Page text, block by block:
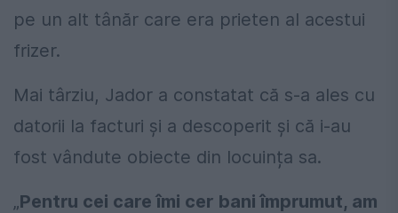
pe un alt tânăr care era prieten al acestui
frizer.
Mai târziu, Jador a constatat că s-a ales cu
datorii la facturi și a descoperit și că i-au
fost vândute obiecte din locuința sa.
„Pentru cei care îmi cer bani împrumut, am